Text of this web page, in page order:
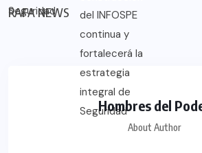
RAFA NEWS
Hombres del
About Author